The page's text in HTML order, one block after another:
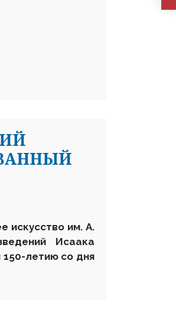
искусство им. А.
Исаака
летию со дня